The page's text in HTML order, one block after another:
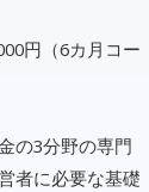
円（6カ月コー
の3分野の専門
者に必要な基礎